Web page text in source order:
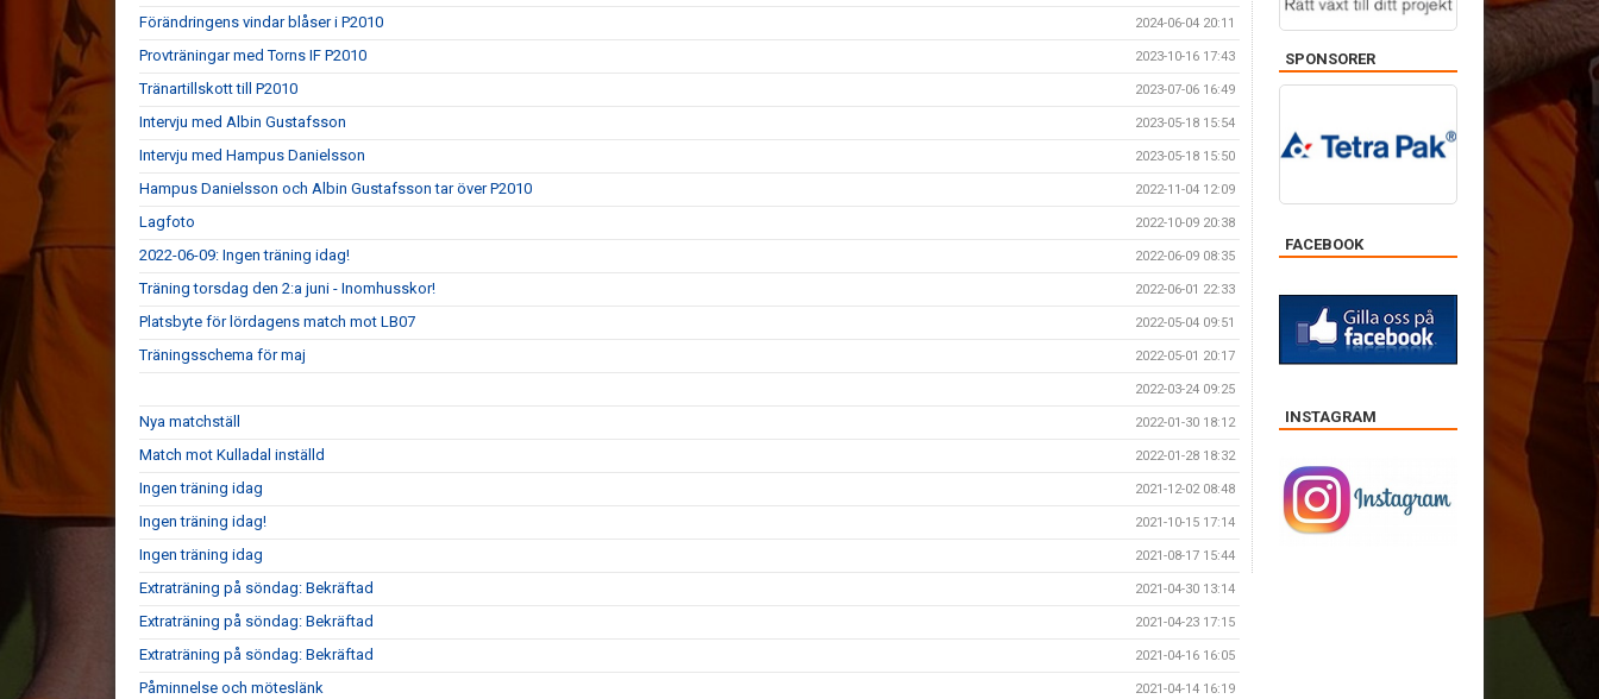
Förändringens vindar blåser i P2010 2024-06-04 20:11
Provträningar med Torns IF P2010 2023-10-16 17:43
Tränartillskott till P2010 2023-07-06 16:49
Intervju med Albin Gustafsson 2023-05-18 15:54
Intervju med Hampus Danielsson 2023-05-18 15:50
Hampus Danielsson och Albin Gustafsson tar över P2010 2022-11-04 12:09
Lagfoto 2022-10-09 20:38
2022-06-09: Ingen träning idag! 2022-06-09 08:35
Träning torsdag den 2:a juni - Inomhusskor! 2022-06-01 22:33
Platsbyte för lördagens match mot LB07 2022-05-04 09:51
Träningsschema för maj 2022-05-01 20:17
2022-03-24 09:25
Nya matchställ 2022-01-30 18:12
Match mot Kulladal inställd 2022-01-28 18:32
Ingen träning idag 2021-12-02 08:48
Ingen träning idag! 2021-10-15 17:14
Ingen träning idag 2021-08-17 15:44
Extraträning på söndag: Bekräftad 2021-04-30 13:14
Extraträning på söndag: Bekräftad 2021-04-23 17:15
Extraträning på söndag: Bekräftad 2021-04-16 16:05
Påminnelse och möteslänk 2021-04-14 16:19
SPONSORER
FACEBOOK
INSTAGRAM